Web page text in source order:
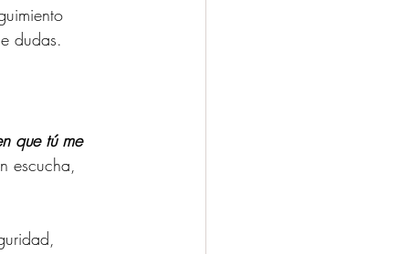
dudas.
que tú me
escucha,